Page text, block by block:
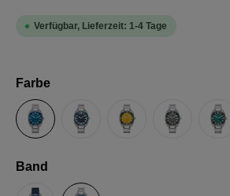
Verfügbar, Lieferzeit: 1-4 Tage
Farbeauswählen
Blau Signature SE
Dunkelblau
Gelb Grau
Band